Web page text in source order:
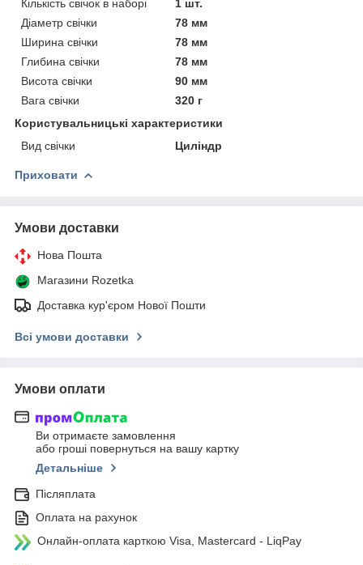
Кількість свічок в наборі
1 шт.
Діаметр свічки
78 мм
Ширина свічки
78 мм
Глибина свічки
78 мм
Висота свічки
90 мм
Вага свічки
320 г
Користувальницькі характеристики
Вид свічки
Циліндр
Приховати
Умови доставки
Нова Пошта
Магазини Rozetka
Доставка кур'єром Нової Пошти
Всі умови доставки
Умови оплати
Ви отримаєте замовлення
або гроші повернуться на вашу картку
Детальніше
Післяплата
Оплата на рахунок
Онлайн-оплата карткою Visa, Mastercard - LiqPay